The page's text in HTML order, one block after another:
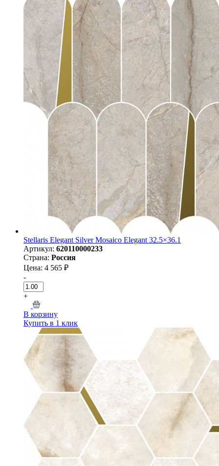
Stellaris Elegant Silver Mosaico Elegant 32.5×36.1
Артикул: 620110000233
Страна: Россия
Цена: 4 565 ₽
-
+
В корзину
Купить в 1 клик